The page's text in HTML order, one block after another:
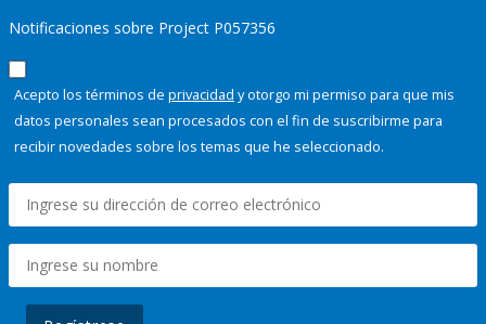
Notificaciones sobre Project P057356
Acepto los términos de privacidad y otorgo mi permiso para que mis
datos personales sean procesados con el fin de suscribirme para
recibir novedades sobre los temas que he seleccionado.